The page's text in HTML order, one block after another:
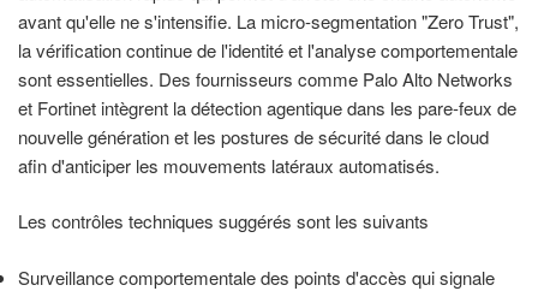
avant qu'elle ne s'intensifie. La micro-segmentation "Zero Trust",
la vérification continue de l'identité et l'analyse comportementale
sont essentielles. Des fournisseurs comme Palo Alto Networks
et Fortinet intègrent la détection agentique dans les pare-feux de
nouvelle génération et les postures de sécurité dans le cloud
afin d'anticiper les mouvements latéraux automatisés.
Les contrôles techniques suggérés sont les suivants
Surveillance comportementale des points d'accès qui signale